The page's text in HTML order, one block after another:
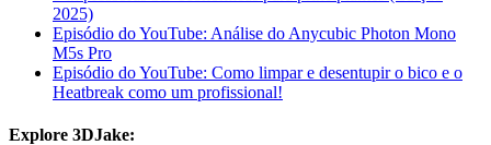
2025)
Episódio do YouTube: Análise do Anycubic Photon Mono
M5s Pro
Episódio do YouTube: Como limpar e desentupir o bico e o
Heatbreak como um profissional!
Explore 3DJake: